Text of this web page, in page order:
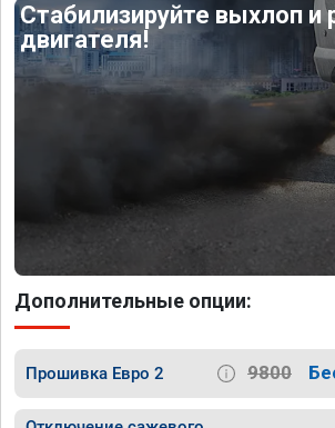
Стабилизируйте выхлоп и
двигателя!
Дополнительные опции:
Прошивка Евро 2 9800